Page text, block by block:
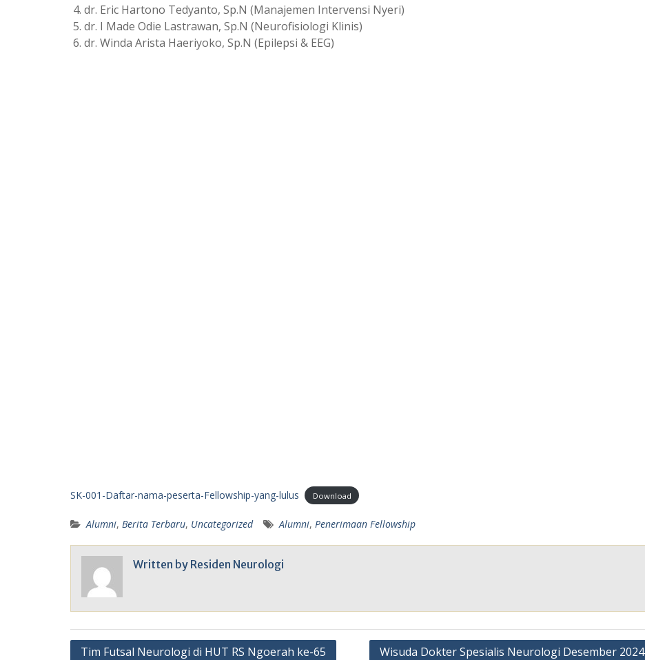
dr. Eric Hartono Tedyanto, Sp.N (Manajemen Intervensi Nyeri)
dr. I Made Odie Lastrawan, Sp.N (Neurofisiologi Klinis)
dr. Winda Arista Haeriyoko, Sp.N (Epilepsi & EEG)
SK-001-Daftar-nama-peserta-Fellowship-yang-lulus Download
Alumni, Berita Terbaru, Uncategorized Alumni, Penerimaan Fellowship
Written by Residen Neurologi
Post
Tim Futsal Neurologi di HUT RS Ngoerah ke-65 Wisuda Dokter Spesialis Neurologi Desember 2024